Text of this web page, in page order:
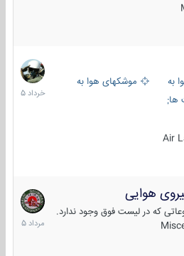
هوا
موشکهای هوا به سطح
هوایی
30
خرداد
1405
هوایی
که در لیست فوق وجود ندارد.
7
مرداد
1405